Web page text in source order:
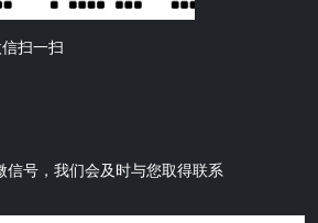
扫一扫
信号，我们会及时与您取得联系